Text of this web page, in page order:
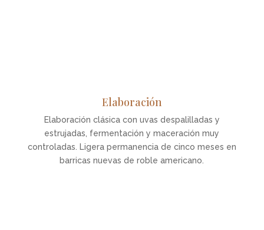
Elaboración
Elaboración clásica con uvas despalilladas y
estrujadas, fermentación y maceración muy
controladas. Ligera permanencia de cinco meses en
barricas nuevas de roble americano.